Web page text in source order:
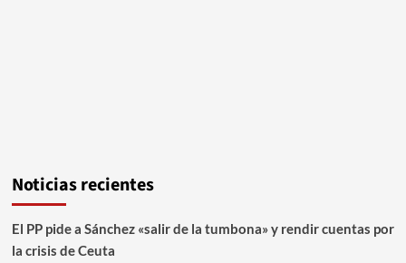
Noticias recientes
El PP pide a Sánchez «salir de la tumbona» y rendir cuentas por
la crisis de Ceuta